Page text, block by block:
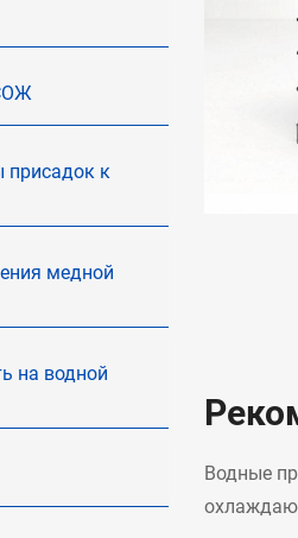
присадок к
медной
на водной
Водные